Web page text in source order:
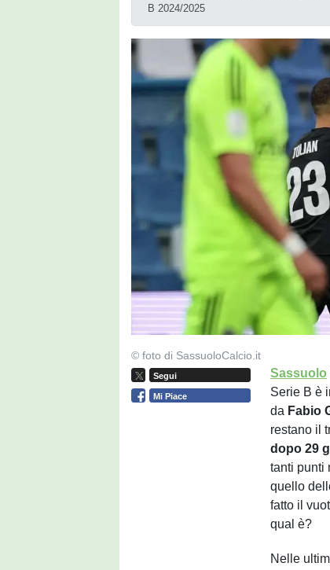
B 2024/2025
© foto di SassuoloCalcio.it
Segui
Mi Piace
Sassuolo
Serie B è
da Fabio
restano il
dopo 29
tanti punti
quello
fatto il
qual è?
Nelle